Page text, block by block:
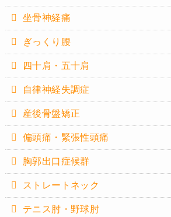
坐骨神経痛
ぎっくり腰
四十肩・五十肩
自律神経失調症
産後骨盤矯正
偏頭痛・緊張性頭痛
胸郭出口症候群
ストレートネック
テニス肘・野球肘